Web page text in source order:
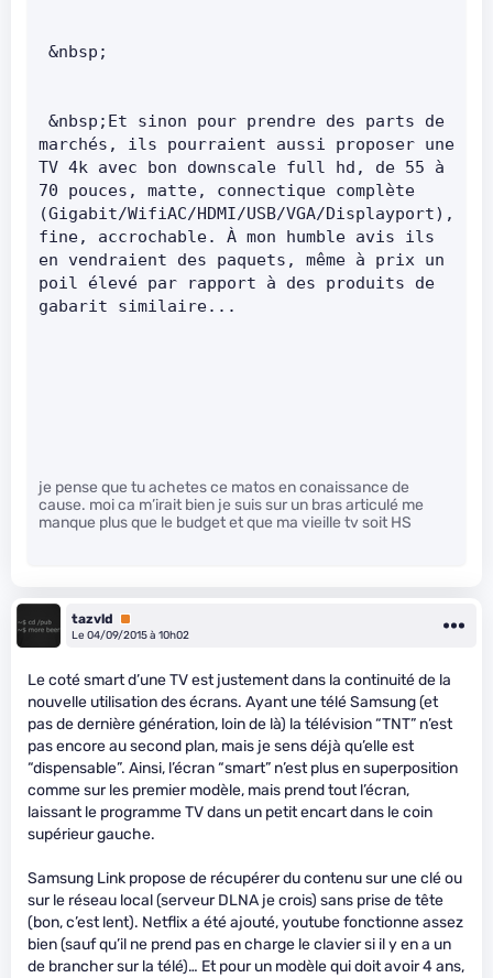
&nbsp;
marchés, ils pourraient aussi proposer une
TV 4k avec bon downscale full hd, de 55 à
70 pouces, matte, connectique complète
(Gigabit/WifiAC/HDMI/USB/VGA/Displayport),
fine, accrochable. À mon humble avis ils
en vendraient des paquets, même à prix un
poil élevé par rapport à des produits de
gabarit similaire...
je pense que tu achetes ce matos en conaissance de
cause. moi ca m’irait bien je suis sur un bras articulé me
manque plus que le budget et que ma vieille tv soit HS
tazvld
Premium
Le 04/09/2015 à 10h02
Le coté smart d’une TV est justement dans la continuité de la
nouvelle utilisation des écrans. Ayant une télé Samsung (et
pas de dernière génération, loin de là) la télévision “TNT” n’est
pas encore au second plan, mais je sens déjà qu’elle est
“dispensable”. Ainsi, l’écran “smart” n’est plus en superposition
comme sur les premier modèle, mais prend tout l’écran,
laissant le programme TV dans un petit encart dans le coin
supérieur gauche.
Samsung Link propose de récupérer du contenu sur une clé ou
sur le réseau local (serveur DLNA je crois) sans prise de tête
(bon, c’est lent). Netflix a été ajouté, youtube fonctionne assez
bien (sauf qu’il ne prend pas en charge le clavier si il y en a un
de brancher sur la télé)… Et pour un modèle qui doit avoir 4 ans,